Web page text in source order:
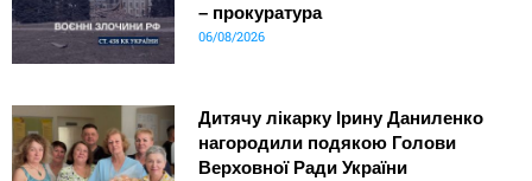
– прокуратура
06/08/2026
Дитячу лікарку Ірину Даниленко
нагородили подякою Голови
Верховної Ради України